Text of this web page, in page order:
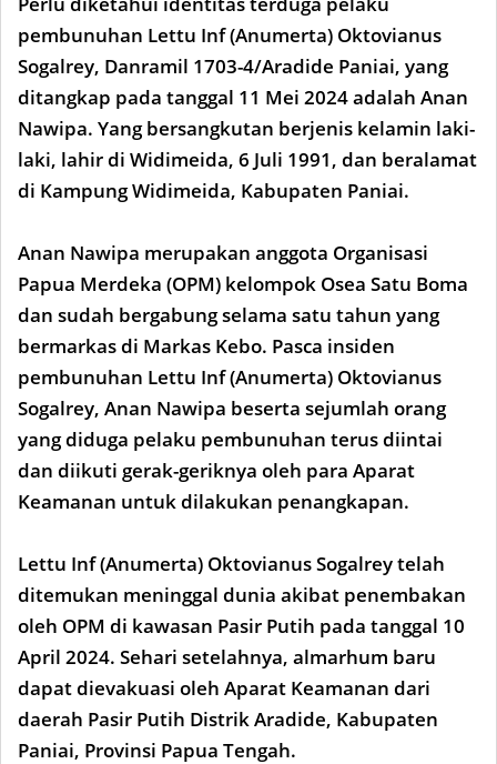
pembunuhan Lettu Inf (Anumerta) Oktovianus
Sogalrey, Danramil 1703-4/Aradide Paniai, yang
ditangkap pada tanggal 11 Mei 2024 adalah Anan
Nawipa. Yang bersangkutan berjenis kelamin laki-
laki, lahir di Widimeida, 6 Juli 1991, dan beralamat
di Kampung Widimeida, Kabupaten Paniai.
Anan Nawipa merupakan anggota Organisasi
Papua Merdeka (OPM) kelompok Osea Satu Boma
dan sudah bergabung selama satu tahun yang
bermarkas di Markas Kebo. Pasca insiden
pembunuhan Lettu Inf (Anumerta) Oktovianus
Sogalrey, Anan Nawipa beserta sejumlah orang
yang diduga pelaku pembunuhan terus diintai
dan diikuti gerak-geriknya oleh para Aparat
Keamanan untuk dilakukan penangkapan.
Lettu Inf (Anumerta) Oktovianus Sogalrey telah
ditemukan meninggal dunia akibat penembakan
oleh OPM di kawasan Pasir Putih pada tanggal 10
April 2024. Sehari setelahnya, almarhum baru
dapat dievakuasi oleh Aparat Keamanan dari
daerah Pasir Putih Distrik Aradide, Kabupaten
Paniai, Provinsi Papua Tengah.